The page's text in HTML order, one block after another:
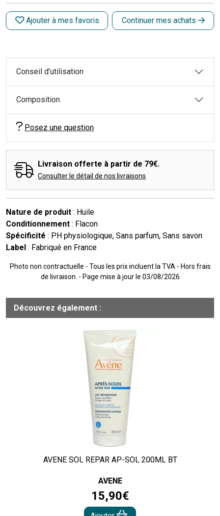
Ajouter à mes favoris Continuer mes achats
Conseil d’utilisation
Composition
Posez une question
Livraison offerte à partir de 79€.
Consulter le détail de nos livraisons
Nature de produit : Huile
Conditionnement : Flacon
Spécificité : PH physiologique, Sans parfum, Sans savon
Label : Fabriqué en France
Photo non contractuelle - Tous les prix incluent la TVA - Hors frais
de livraison. - Page mise à jour le 03/08/2026
Découvrez également :
AVENE SOL REPAR AP-SOL 200ML BT
AVENE
15,90€